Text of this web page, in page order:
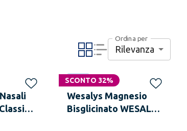
Ordina per
Rilevanza
SCONTO 32%
Novità
Wesalys Magnesio
Bisglicinato WESALYS